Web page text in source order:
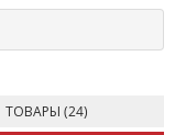
ТОВАРЫ (24)